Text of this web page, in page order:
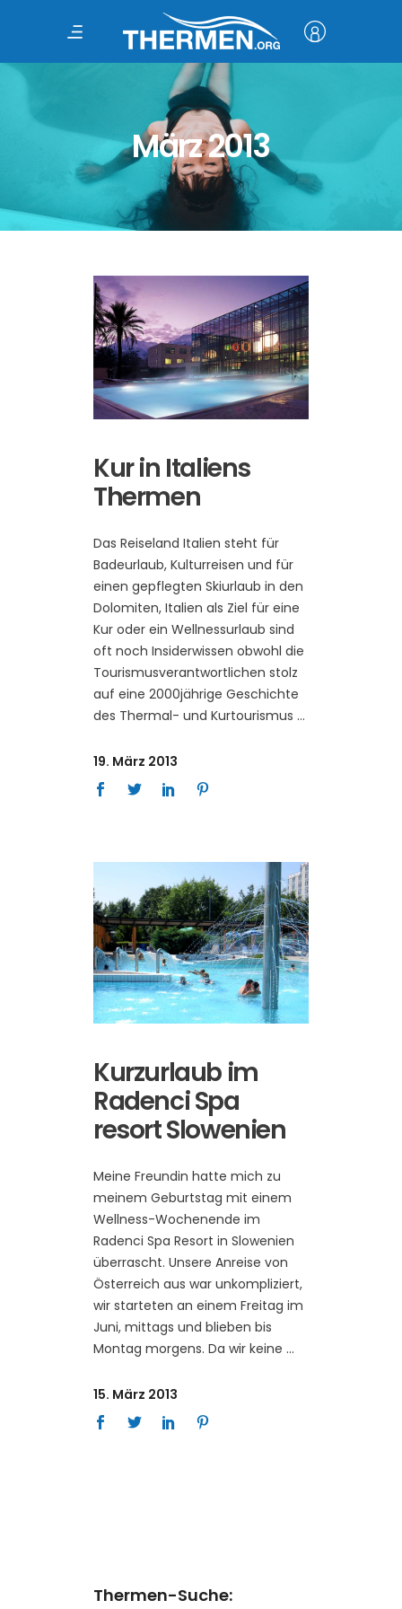
März 2013
Kur in Italiens
Thermen
Das Reiseland Italien steht für
Badeurlaub, Kulturreisen und für
einen gepflegten Skiurlaub in den
Dolomiten, Italien als Ziel für eine
Kur oder ein Wellnessurlaub sind
oft noch Insiderwissen obwohl die
Tourismusverantwortlichen stolz
auf eine 2000jährige Geschichte
des Thermal- und Kurtourismus
19. März 2013
Kurzurlaub im
Radenci Spa
resort Slowenien
Meine Freundin hatte mich zu
meinem Geburtstag mit einem
Wellness-Wochenende im
Radenci Spa Resort in Slowenien
überrascht. Unsere Anreise von
Österreich aus war unkompliziert,
wir starteten an einem Freitag im
Juni, mittags und blieben bis
Montag morgens. Da wir keine
15. März 2013
Thermen-Suche: